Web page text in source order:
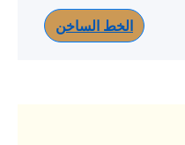
الخط الساخن